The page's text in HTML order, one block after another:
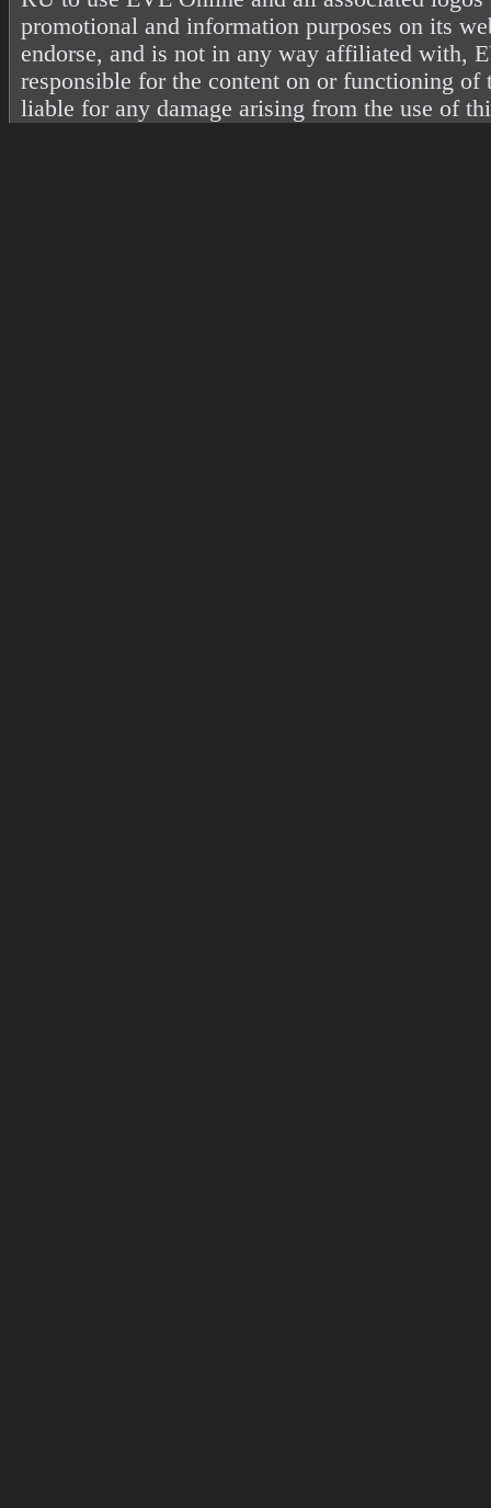
promotional and information purposes on its
endorse, and is not in any way affiliated with,
responsible for the content on or functioning of
liable for any damage arising from the use of